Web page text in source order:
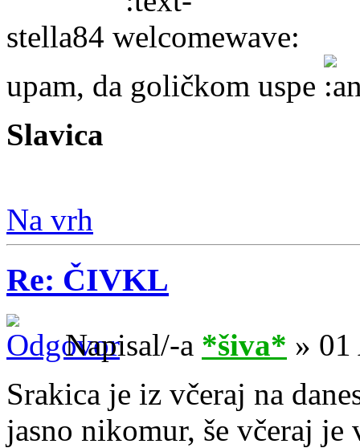
stella84
upam, da goličkom uspe
Slavica
Na vrh
Re: ČIVKL
Napisal/-a *šiva* » 01
Srakica je iz včeraj na
jasno nikomur, še včeraj je